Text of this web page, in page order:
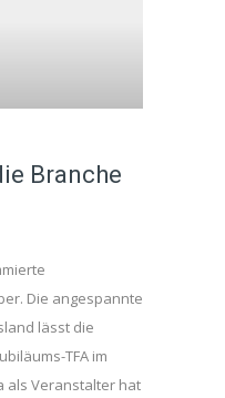
Branche
Die angespannte
lässt die
TFA im
als Veranstalter hat